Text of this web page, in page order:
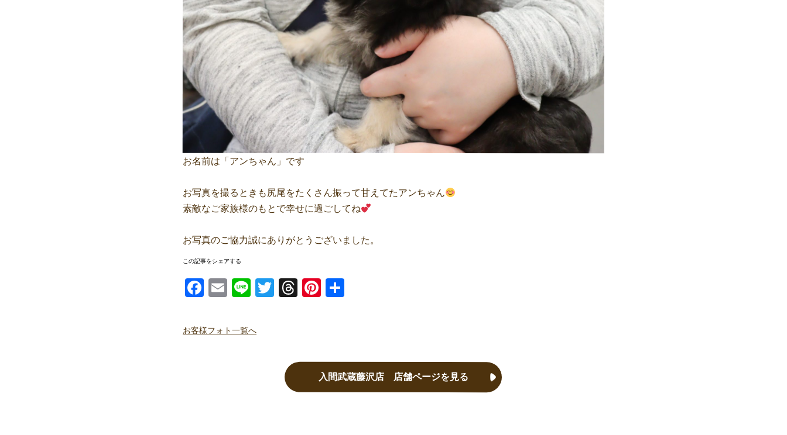
お名前は「アンちゃん」です
お写真を撮るときも尻尾をたくさん振って甘えてたアンちゃん
素敵なご家族様のもとで幸せに過ごしてね
お写真のご協力誠にありがとうございました。
この記事をシェアする
FacebookEmail Line Twitter Threads Pinterest
お客様フォト一覧へ
入間武蔵藤沢店 店舗ページを見る